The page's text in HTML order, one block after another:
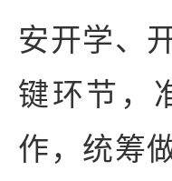
安开学、
键环节，
作，统筹